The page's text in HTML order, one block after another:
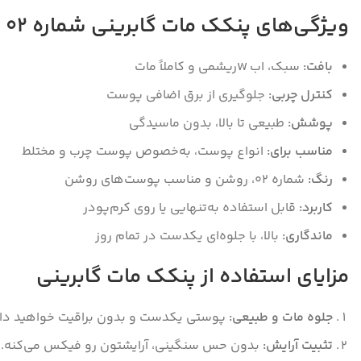
ویژگی‌های پنکک مات گابرینی شماره 02
بافت: سبک، اب Wریشمی و کاملاً مات
کنترل چربی: جلوگیری از برق اضافی پوست
پوشش: طبیعی تا بالا، بدون ماسیدگی
مناسب برای: انواع پوست، به‌خصوص پوست چرب و مختلط
رنگ: شماره 02، روشن و مناسب پوست‌های روشن
کاربرد: قابل استفاده به‌تنهایی یا روی کرم‌پودر
ماندگاری: بالا، با جلوه‌ای یکدست در تمام روز
مزایای استفاده از پنکک مات گابرینی
جلوه مات و طبیعی: پوستی یکدست و بدون براقیت خواهید
تثبیت آرایش: بدون حس سنگینی، آرایشتون رو فیکس می‌کنه.